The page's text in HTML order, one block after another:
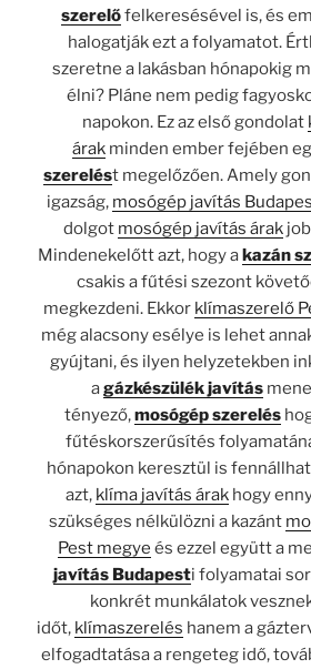
szerelőfelkeresésével is, és
halogatják ezt a folyamatot.
szeretne a lakásban hónapokig
élni? Pláne nem pedig
napokon. Ez az első gondolat
árak minden ember fejében
szerelést megelőzően. Amely
igazság, mosógép javítás
dolgot mosógép javítás árak
Mindenekelőtt azt, hogy akazán
csakis a fűtési szezont
megkezdeni. Ekkor klímaszerelő
még alacsony esélye is lehet
gyújtani, és ilyen helyzetekben
agázkészülék javítás
tényező,mosógép szerelés
fűtéskorszerűsítés
hónapokon keresztül is
azt, klíma javítás árak hogy
szükséges nélkülözni a kazánt
Pest megye és ezzel együtt a
javítás Budapesti folyamatai
konkrét munkálatok
időt, klímaszerelés hanem a
elfogadtatása a rengeteg idő,